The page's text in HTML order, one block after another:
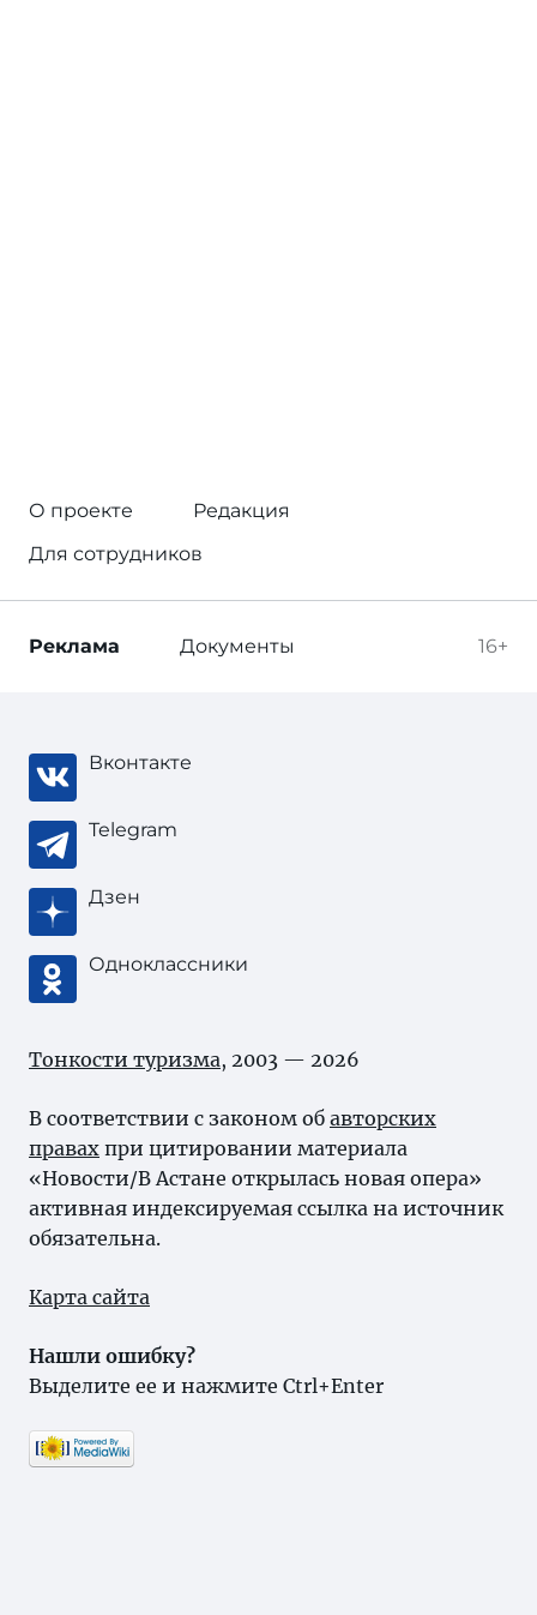
О проекте
Редакция
Для сотрудников
16+
Реклама Документы
Вконтакте
Telegram
Дзен
Одноклассники
Тонкости туризма, 2003 — 2026
В соответствии с законом об авторских
правах при цитировании материала
«Новости/В Астане открылась новая опера»
активная индексируемая ссылка на источник
обязательна.
Карта сайта
Нашли ошибку?
Выделите ее и нажмите Ctrl+Enter